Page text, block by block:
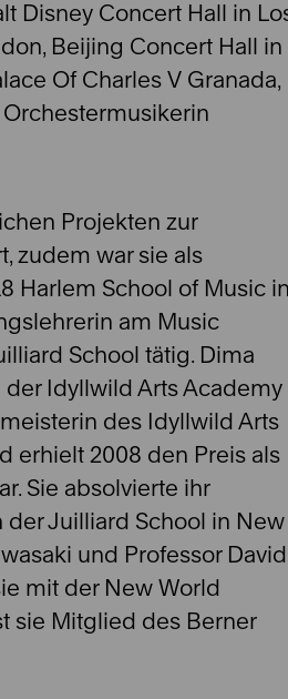
Disney Concert Hall in
Beijing Concert Hall in
Of Charles V Granada,
Projekten zur
zudem war sie als
Harlem School of Music in
am Music
School tätig. Dima
Idyllwild Arts Academy
des Idyllwild Arts
erhielt 2008 den Preis als
Sie absolvierte ihr
Juilliard School in New
und Professor David
mit der New World
sie Mitglied des Berner